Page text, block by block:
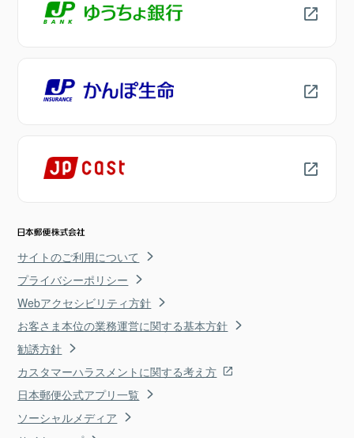
サイトのご利用について
プライバシーポリシー
Webアクセシビリティ方針
お客さま本位の業務運営に関する基本方針
勧誘方針
カスタマーハラスメントに関する考え方
日本郵便公式アプリ一覧
ソーシャルメディア